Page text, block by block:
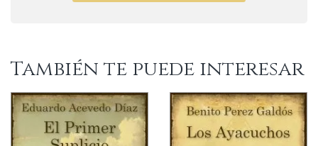
También te puede interesar